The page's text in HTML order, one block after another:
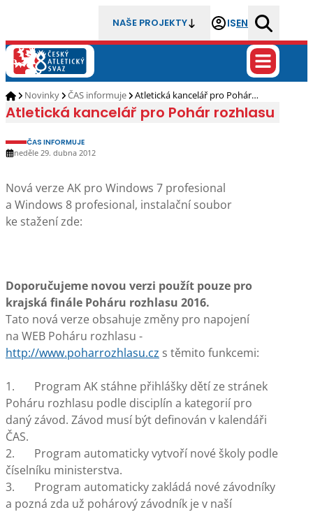
NAŠE PROJEKTY ISEN
Novinky ČAS informuje Atletická kancelář pro Pohár…
Atletická kancelář pro Pohár rozhlasu
ČAS INFORMUJE
neděle 29. dubna 2012
Nová verze AK pro Windows 7 profesional
a Windows 8 profesional, instalační soubor
ke stažení zde:
Doporučujeme novou verzi použít pouze pro
krajská finále Poháru rozhlasu 2016.
Tato nová verze obsahuje změny pro napojení
na WEB Poháru rozhlasu -
http://www.poharrozhlasu.cz s těmito funkcemi:
1. Program AK stáhne přihlášky dětí ze stránek
Poháru rozhlasu podle disciplín a kategorií pro
daný závod. Závod musí být definován v kalendáři
ČAS.
2. Program automaticky vytvoří nové školy podle
číselníku ministerstva.
3. Program automaticky zakládá nové závodníky
a pozná zda už pohárový závodník je v naší